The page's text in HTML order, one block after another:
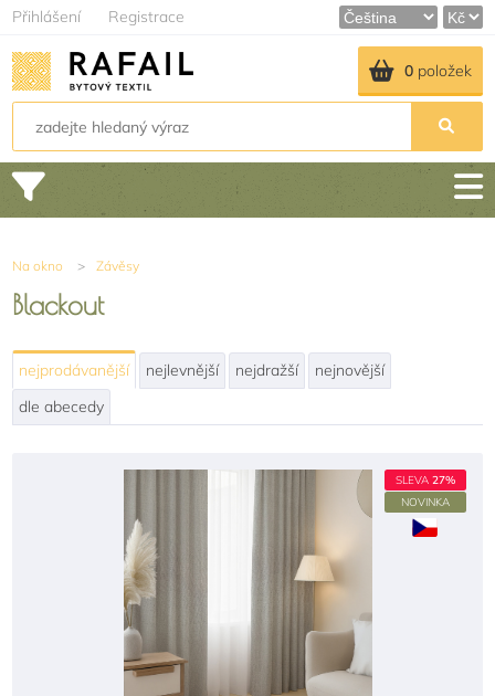
Přihlášení Registrace
0položek
Na okno > Závěsy
Blackout
nejprodávanější nejlevnější nejdražší
nejnovější
dle abecedy
SLEVA 27%
NOVINKA